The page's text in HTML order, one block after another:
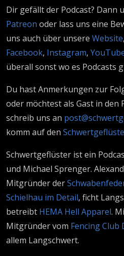
Dir gefällt der Podcast? Dann
Patreon oder lass uns eine
uns auch über unsere Website
Facebook, Instagram,
überall sonst wo es Podcasts
Du hast Anmerkungen zur
oder möchtest als Gast in den
schreib uns an
komm auf den
Schwertgeflüster ist ein
und Michael Sprenger.
Mitgründer der
Schielhau im Detail, ficht
betreibt HEMA Hell Apparel.
Mitgründer vom Fencing Club
allem Langschwert.